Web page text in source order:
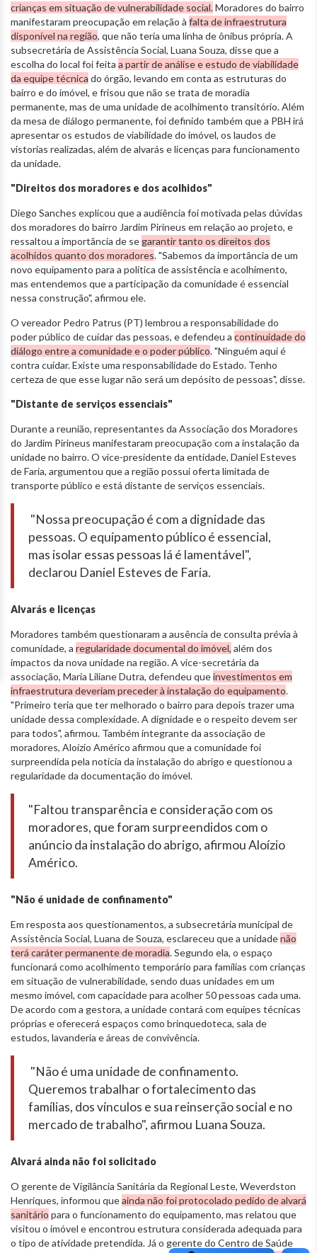
crianças em situação de vulnerabilidade social.Moradores do bairro
manifestaram preocupação em relação à falta de infraestrutura
disponível na região, que não teria uma linha de ônibus própria. A
subsecretária de Assistência Social, Luana Souza, disse que a
escolha do local foi feita a partir de análise e estudo de viabilidade
da equipe técnica do órgão, levando em conta as estruturas do
bairro e do imóvel, e frisou que não se trata de moradia
permanente, mas de uma unidade de acolhimento transitório. Além
da mesa de diálogo permanente, foi definido também que a PBH irá
apresentar os estudos de viabilidade do imóvel, os laudos de
vistorias realizadas, além de alvarás e licenças para funcionamento
da unidade.
"Direitos dos moradores e dos acolhidos"
Diego Sanches explicou que a audiência foi motivada pelas dúvidas
dos moradores do bairro Jardim Pirineus em relação ao projeto, e
ressaltou a importância de se garantir tanto os direitos dos
acolhidos quanto dos moradores. "Sabemos da importância de um
novo equipamento para a política de assistência e acolhimento,
mas entendemos que a participação da comunidade é essencial
nessa construção", afirmou ele.
O vereador Pedro Patrus (PT) lembrou a responsabilidade do
poder público de cuidar das pessoas, e defendeu a continuidade do
diálogo entre a comunidade e o poder público. "Ninguém aqui é
contra cuidar. Existe uma responsabilidade do Estado. Tenho
certeza de que esse lugar não será um depósito de pessoas", disse.
"Distante de serviços essenciais"
Durante a reunião, representantes da Associação dos Moradores
do Jardim Pirineus manifestaram preocupação com a instalação da
unidade no bairro. O vice-presidente da entidade, Daniel Esteves
de Faria, argumentou que a região possui oferta limitada de
transporte público e está distante de serviços essenciais.
"Nossa preocupação é com a dignidade das
pessoas. O equipamento público é essencial,
mas isolar essas pessoas lá é lamentável",
declarou Daniel Esteves de Faria.
Alvarás e licenças
Moradores também questionaram a ausência de consulta prévia à
comunidade, a regularidade documental do imóvel, além dos
impactos da nova unidade na região. A vice-secretária da
associação, Maria Liliane Dutra, defendeu queinvestimentos em
infraestrutura deveriam preceder à instalação do equipamento.
"Primeiro teria que ter melhorado o bairro para depois trazer uma
unidade dessa complexidade. A dignidade e o respeito devem ser
para todos", afirmou. Também integrante da associação de
moradores, Aloízio Américo afirmou que a comunidade foi
surpreendida pela notícia da instalação do abrigo e questionou a
regularidade da documentação do imóvel.
"Faltou transparência e consideração com os
moradores, que foram surpreendidos com o
anúncio da instalação do abrigo, afirmou Aloízio
Américo.
"Não é unidade de confinamento"
Em resposta aos questionamentos, a subsecretária municipal de
Assistência Social, Luana de Souza, esclareceu que a unidadenão
terá caráter permanente de moradia. Segundo ela, o espaço
funcionará como acolhimento temporário para famílias com crianças
em situação de vulnerabilidade, sendo duas unidades em um
mesmo imóvel, com capacidade para acolher 50 pessoas cada uma.
De acordo com a gestora, a unidade contará com equipes técnicas
próprias e oferecerá espaços como brinquedoteca, sala de
estudos, lavanderia e áreas de convivência.
"Não é uma unidade de confinamento.
Queremos trabalhar o fortalecimento das
famílias, dos vínculos e sua reinserção social e no
mercado de trabalho", afirmou Luana Souza.
Alvará ainda não foi solicitado
O gerente de Vigilância Sanitária da Regional Leste, Weverdston
Henriques, informou queainda não foi protocolado pedido de alvará
sanitário para o funcionamento do equipamento, mas relatou que
visitou o imóvel e encontrou estrutura considerada adequada para
o tipo de atividade pretendida. Já o gerente do Centro de Saúde